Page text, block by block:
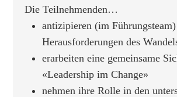
Die Teilnehmenden…
antizipieren (im
Herausforderungen des
erarbeiten eine gemeinsame
«Leadership im Change»
nehmen ihre Rolle in den